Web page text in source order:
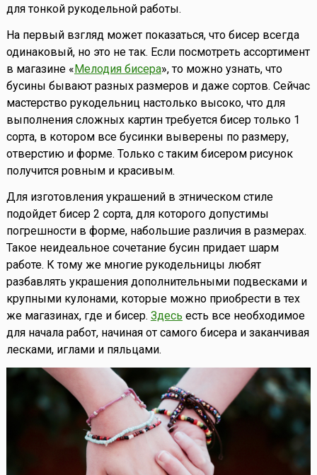
для тонкой рукодельной работы.
На первый взгляд может показаться, что бисер всегда
одинаковый, но это не так. Если посмотреть ассортимент
в магазине « Мелодия бисера», то можно узнать, что
бусины бывают разных размеров и даже сортов. Сейчас
мастерство рукодельниц настолько высоко, что для
выполнения сложных картин требуется бисер только 1
сорта, в котором все бусинки выверены по размеру,
отверстию и форме. Только с таким бисером рисунок
получится ровным и красивым.
Для изготовления украшений в этническом стиле
подойдет бисер 2 сорта, для которого допустимы
погрешности в форме, набольшие различия в размерах.
Такое неидеальное сочетание бусин придает шарм
работе. К тому же многие рукодельницы любят
разбавлять украшения дополнительными подвесками и
крупными кулонами, которые можно приобрести в тех
же магазинах, где и бисер. Здесь есть все необходимое
для начала работ, начиная от самого бисера и заканчивая
лесками, иглами и пяльцами.